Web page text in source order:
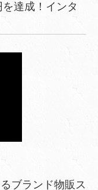
達成！インタ
ブランド物販ス